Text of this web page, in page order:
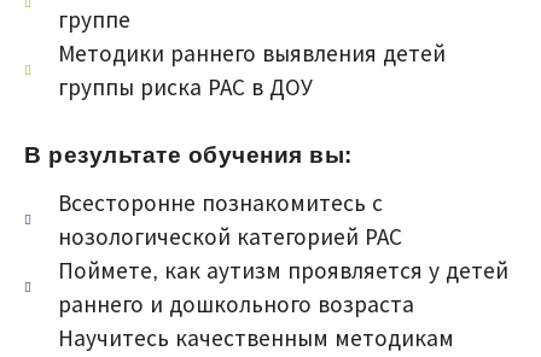
группе
Методики раннего выявления детей
группы риска РАС в ДОУ
В результате обучения вы:
Всесторонне познакомитесь с
нозологической категорией РАС
Поймете, как аутизм проявляется у детей
раннего и дошкольного возраста
Научитесь качественным методикам